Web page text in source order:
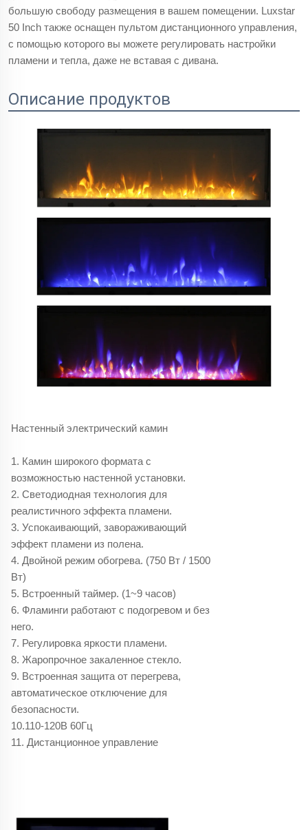
большую свободу размещения в вашем помещении. Luxstar
50 Inch также оснащен пультом дистанционного управления,
с помощью которого вы можете регулировать настройки
пламени и тепла, даже не вставая с дивана.
Описание продуктов
Настенный электрический камин
1. Камин широкого формата с
возможностью настенной установки.
2. Светодиодная технология для
реалистичного эффекта пламени.
3. Успокаивающий, завораживающий
эффект пламени из полена.
4. Двойной режим обогрева. (750 Вт / 1500
Вт)
5. Встроенный таймер. (1~9 часов)
6. Фламинги работают с подогревом и без
него.
7. Регулировка яркости пламени.
8. Жаропрочное закаленное стекло.
9. Встроенная защита от перегрева,
автоматическое отключение для
безопасности.
10.110-120В 60Гц
11. Дистанционное управление